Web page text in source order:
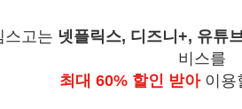
폰으로 만드는 최고의 여행 추억!
! 놓치지 마세요
스고는 넷플릭스, 디즈니+, 유튜
비스를
최대 60% 할인 받아이용